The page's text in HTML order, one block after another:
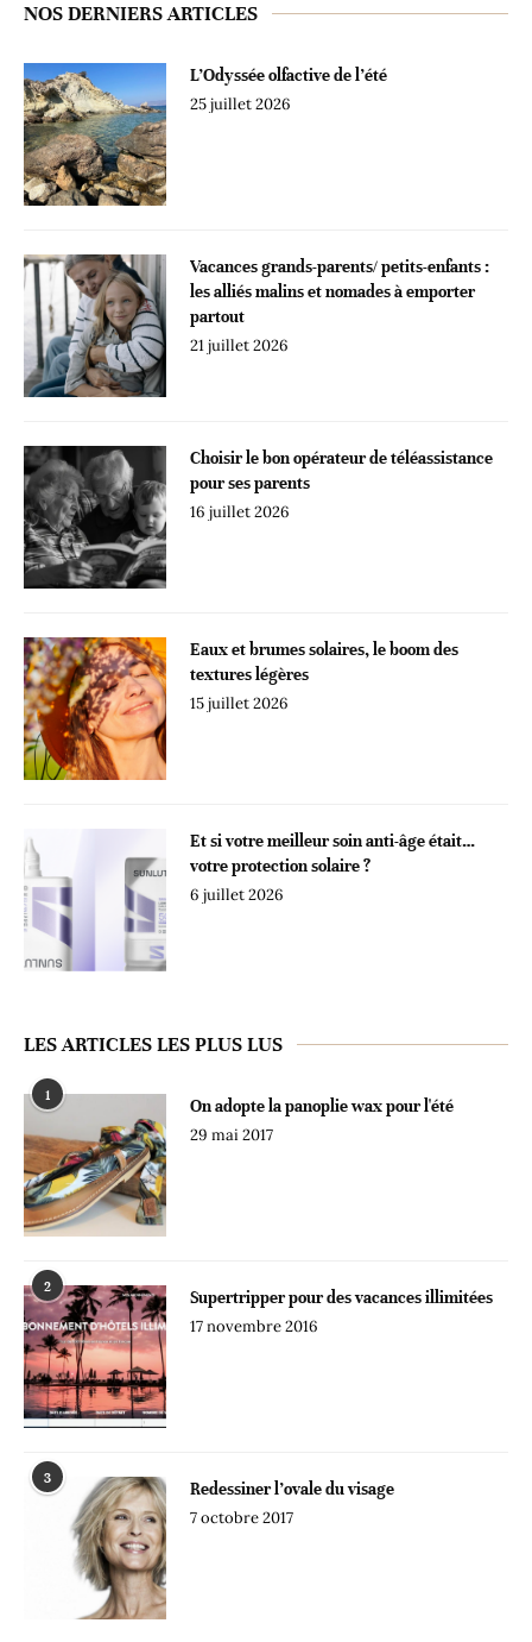
NOS DERNIERS ARTICLES
L’Odyssée olfactive de l’été
25 juillet 2026
Vacances grands-parents/ petits-enfants :
les alliés malins et nomades à emporter
partout
21 juillet 2026
Choisir le bon opérateur de téléassistance
pour ses parents
16 juillet 2026
Eaux et brumes solaires, le boom des
textures légères
15 juillet 2026
Et si votre meilleur soin anti-âge était…
votre protection solaire ?
6 juillet 2026
LES ARTICLES LES PLUS LUS
1
On adopte la panoplie wax pour l'été
29 mai 2017
2
Supertripper pour des vacances illimitées
17 novembre 2016
3
Redessiner l’ovale du visage
7 octobre 2017